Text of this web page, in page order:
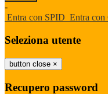
-
Entra con SPID Entra con
Seleziona utente
button close ×
Recupero password